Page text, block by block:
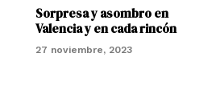
Sorpresa y asombro en
Valencia y en cada rincón
27 noviembre, 2023